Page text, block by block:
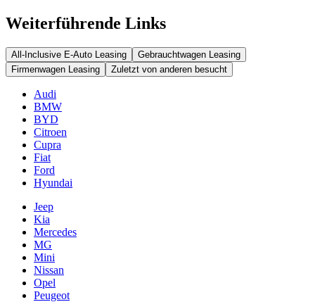
Weiterführende Links
All-Inclusive E-Auto Leasing
Gebrauchtwagen Leasing
Firmenwagen Leasing
Zuletzt von anderen besucht
Audi
BMW
BYD
Citroen
Cupra
Fiat
Ford
Hyundai
Jeep
Kia
Mercedes
MG
Mini
Nissan
Opel
Peugeot